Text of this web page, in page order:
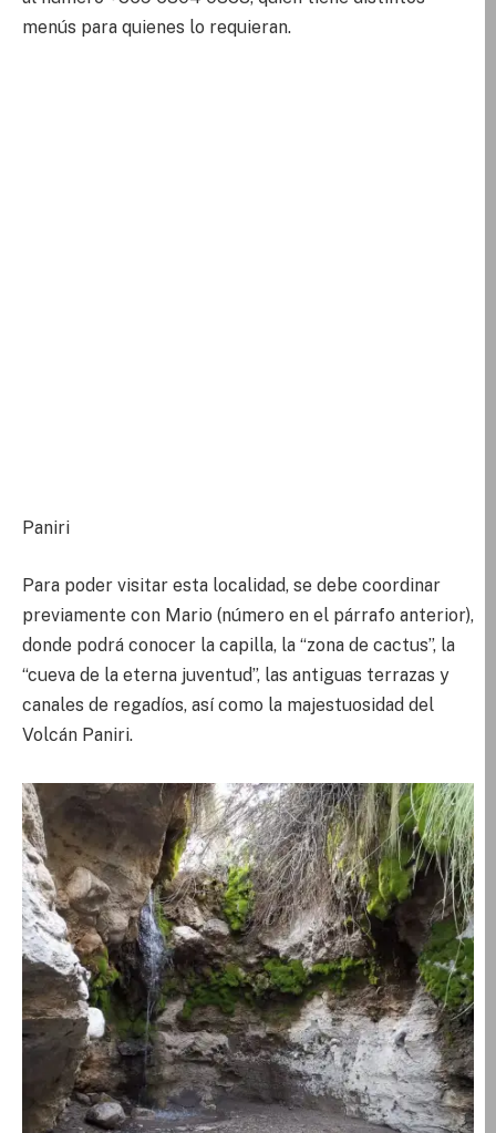
menús para quienes lo requieran.
Paniri
Para poder visitar esta localidad, se debe coordinar
previamente con Mario (número en el párrafo anterior),
donde podrá conocer la capilla, la “zona de cactus”, la
“cueva de la eterna juventud”, las antiguas terrazas y
canales de regadíos, así como la majestuosidad del
Volcán Paniri.